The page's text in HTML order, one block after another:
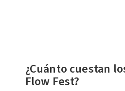
¿Cuánto cuestan
Flow Fest?